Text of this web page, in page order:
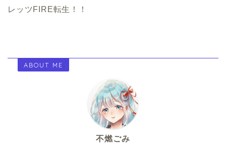
レッツFIRE転生！！
ABOUT ME
不燃ごみ